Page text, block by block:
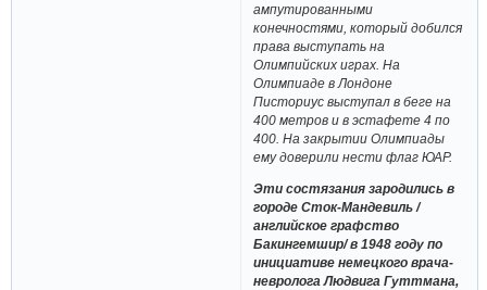
ампутированными
конечностями, который добился
права выступать на
Олимпийских играх. На
Олимпиаде в Лондоне
Писториус выступал в беге на
400 метров и в эстафете 4 по
400. На закрытии Олимпиады
ему доверили нести флаг ЮАР.
Эти состязания зародились в
городе Сток-Мандевиль /
английское графство
Бакингемшир/ в 1948 году по
инициативе немецкого врача-
невролога Людвига Гуттмана,